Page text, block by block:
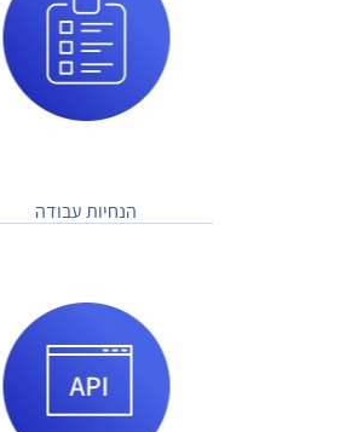
הנחיות עבודה